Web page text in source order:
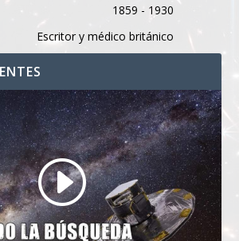
1859 - 1930
Escritor y médico británico